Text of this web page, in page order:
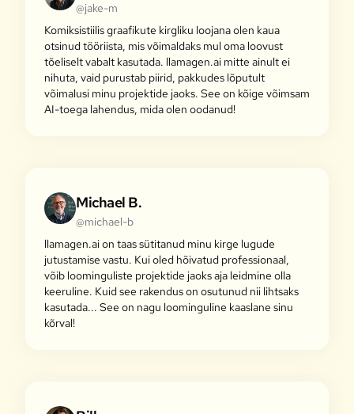
@jake-m
Komiksistiilis graafikute kirgliku loojana olen kaua
otsinud tööriista, mis võimaldaks mul oma loovust
tõeliselt vabalt kasutada. llamagen.ai mitte ainult ei
nihuta, vaid purustab piirid, pakkudes lõputult
võimalusi minu projektide jaoks. See on kõige võimsam
AI-toega lahendus, mida olen oodanud!
Michael B.
@michael-b
llamagen.ai on taas sütitanud minu kirge lugude
jutustamise vastu. Kui oled hõivatud professionaal,
võib loominguliste projektide jaoks aja leidmine olla
keeruline. Kuid see rakendus on osutunud nii lihtsaks
kasutada... See on nagu loominguline kaaslane sinu
kõrval!